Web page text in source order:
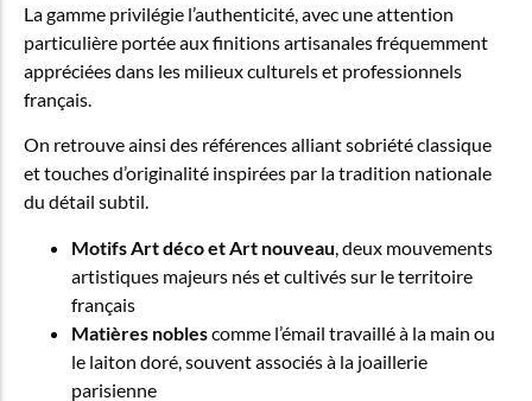
La gamme privilégie l’authenticité, avec une attention
particulière portée aux finitions artisanales fréquemment
appréciées dans les milieux culturels et professionnels
français.
On retrouve ainsi des références alliant sobriété classique
et touches d’originalité inspirées par la tradition nationale
du détail subtil.
Motifs Art déco et Art nouveau , deux mouvements
artistiques majeurs nés et cultivés sur le territoire
français
Matières noblescomme l’émail travaillé à la main ou
le laiton doré, souvent associés à la joaillerie
parisienne